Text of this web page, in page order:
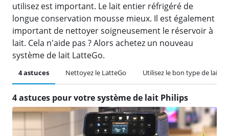
utilisez est important. Le lait entier réfrigéré de
longue conservation mousse mieux. Il est également
important de nettoyer soigneusement le réservoir à
lait. Cela n'aide pas ? Alors achetez un nouveau
système de lait LatteGo.
4 astuces Nettoyez le LatteGo Utilisez le bon type de lait
4 astuces pour votre système de lait Philips